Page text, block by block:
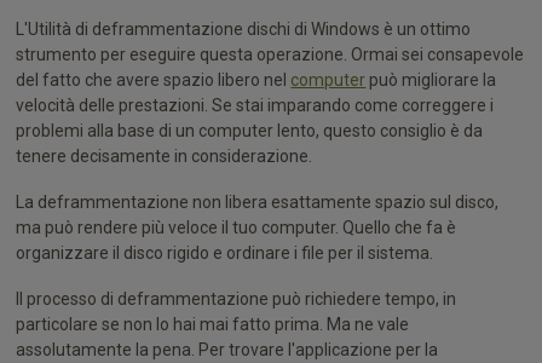
L'Utilità di deframmentazione dischi di Windows è un ottimo
strumento per eseguire questa operazione. Ormai sei consapevole
del fatto che avere spazio libero nel computer può migliorare la
velocità delle prestazioni. Se stai imparando come correggere i
problemi alla base di un computer lento, questo consiglio è da
tenere decisamente in considerazione.
La deframmentazione non libera esattamente spazio sul disco,
ma può rendere più veloce il tuo computer. Quello che fa è
organizzare il disco rigido e ordinare i file per il sistema.
Il processo di deframmentazione può richiedere tempo, in
particolare se non lo hai mai fatto prima. Ma ne vale
assolutamente la pena. Per trovare l'applicazione per la